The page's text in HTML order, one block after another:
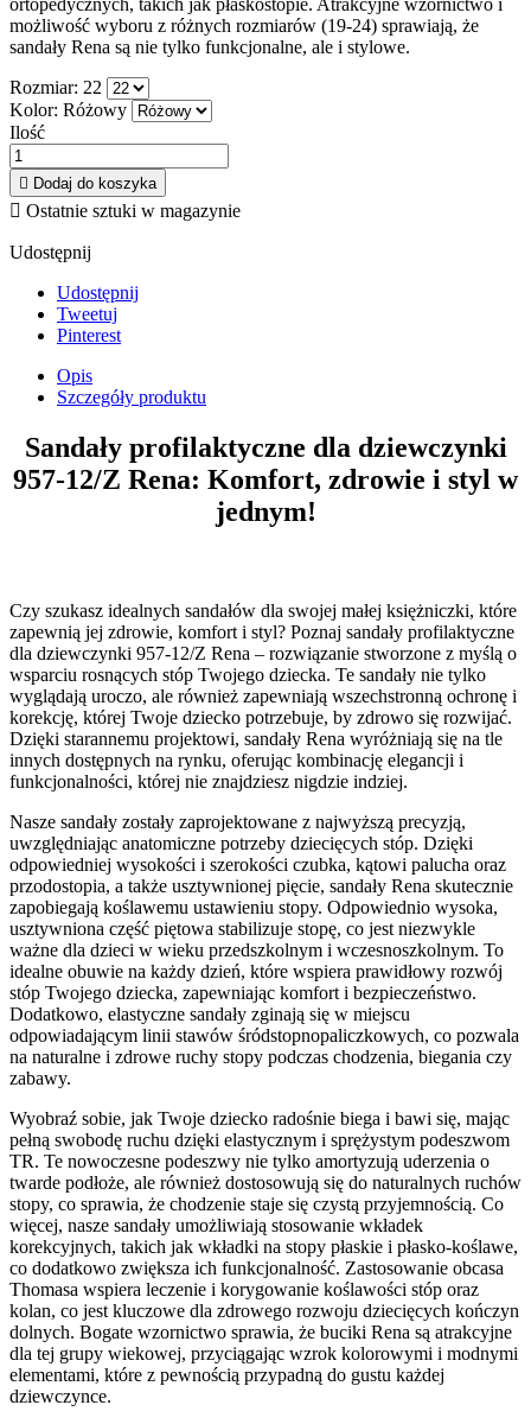
ortopedycznych, takich jak płaskostopie. Atrakcyjne wzornictwo i
możliwość wyboru z różnych rozmiarów (19-24) sprawiają, że
sandały Rena są nie tylko funkcjonalne, ale i stylowe.
Rozmiar: 22
Kolor: Różowy
Ilość
 Dodaj do koszyka
 Ostatnie sztuki w magazynie
Udostępnij
Udostępnij
Tweetuj
Pinterest
Opis
Szczegóły produktu
Sandały profilaktyczne dla dziewczynki
957-12/Z Rena: Komfort, zdrowie i styl w
jednym!
Czy szukasz idealnych sandałów dla swojej małej księżniczki, które
zapewnią jej zdrowie, komfort i styl? Poznaj sandały profilaktyczne
dla dziewczynki 957-12/Z Rena – rozwiązanie stworzone z myślą o
wsparciu rosnących stóp Twojego dziecka. Te sandały nie tylko
wyglądają uroczo, ale również zapewniają wszechstronną ochronę i
korekcję, której Twoje dziecko potrzebuje, by zdrowo się rozwijać.
Dzięki starannemu projektowi, sandały Rena wyróżniają się na tle
innych dostępnych na rynku, oferując kombinację elegancji i
funkcjonalności, której nie znajdziesz nigdzie indziej.
Nasze sandały zostały zaprojektowane z najwyższą precyzją,
uwzględniając anatomiczne potrzeby dziecięcych stóp. Dzięki
odpowiedniej wysokości i szerokości czubka, kątowi palucha oraz
przodostopia, a także usztywnionej pięcie, sandały Rena skutecznie
zapobiegają koślawemu ustawieniu stopy. Odpowiednio wysoka,
usztywniona część piętowa stabilizuje stopę, co jest niezwykle
ważne dla dzieci w wieku przedszkolnym i wczesnoszkolnym. To
idealne obuwie na każdy dzień, które wspiera prawidłowy rozwój
stóp Twojego dziecka, zapewniając komfort i bezpieczeństwo.
Dodatkowo, elastyczne sandały zginają się w miejscu
odpowiadającym linii stawów śródstopnopaliczkowych, co pozwala
na naturalne i zdrowe ruchy stopy podczas chodzenia, biegania czy
zabawy.
Wyobraź sobie, jak Twoje dziecko radośnie biega i bawi się, mając
pełną swobodę ruchu dzięki elastycznym i sprężystym podeszwom
TR. Te nowoczesne podeszwy nie tylko amortyzują uderzenia o
twarde podłoże, ale również dostosowują się do naturalnych ruchów
stopy, co sprawia, że chodzenie staje się czystą przyjemnością. Co
więcej, nasze sandały umożliwiają stosowanie wkładek
korekcyjnych, takich jak wkładki na stopy płaskie i płasko-koślawe,
co dodatkowo zwiększa ich funkcjonalność. Zastosowanie obcasa
Thomasa wspiera leczenie i korygowanie koślawości stóp oraz
kolan, co jest kluczowe dla zdrowego rozwoju dziecięcych kończyn
dolnych. Bogate wzornictwo sprawia, że buciki Rena są atrakcyjne
dla tej grupy wiekowej, przyciągając wzrok kolorowymi i modnymi
elementami, które z pewnością przypadną do gustu każdej
dziewczynce.